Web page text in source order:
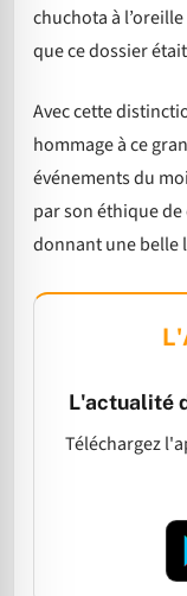
chuchota à
que ce dossier
Avec cette
hommage à ce
événements du
par son éthique
donnant une belle
L'actualité
Téléchargez